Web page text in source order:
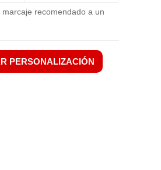
recomendado a un
PERSONALIZACIÓN